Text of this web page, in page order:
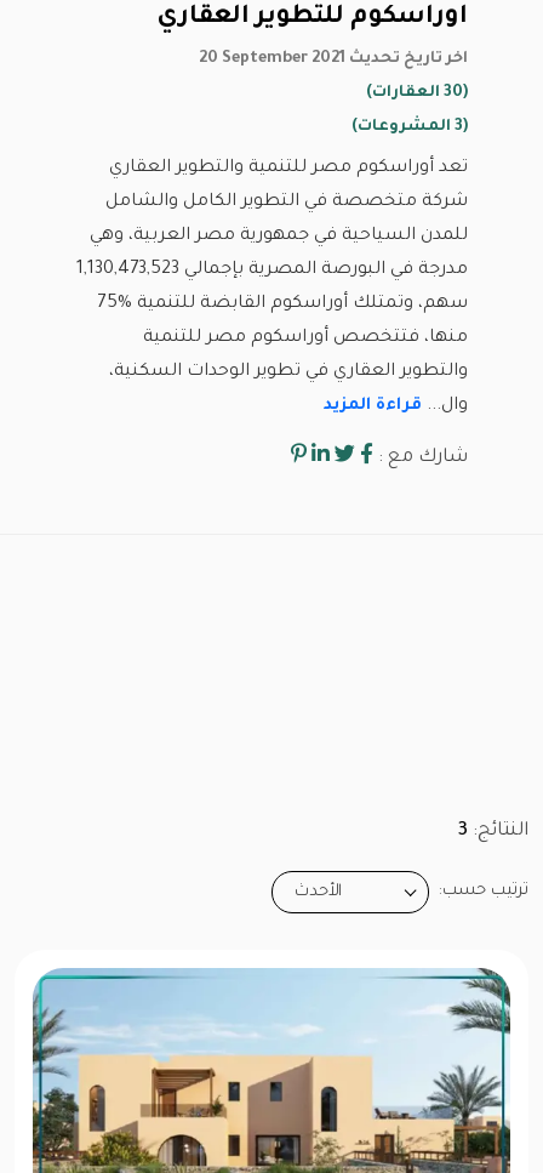
اوراسكوم للتطوير العقاري
20 September 2021 اخر تاريخ تحديث
(30 العقارات)
(3 المشروعات)
تعد أوراسكوم مصر للتنمية والتطوير العقاري
شركة متخصصة في التطوير الكامل والشامل
للمدن السياحية في جمهورية مصر العربية، وهي
مدرجة في البورصة المصرية بإجمالي 1,130,473,523
سهم، وتمتلك أوراسكوم القابضة للتنمية %75
منها، فتتخصص أوراسكوم مصر للتنمية
والتطوير العقاري في تطوير الوحدات السكنية،
وال... قراءة المزيد
شارك مع :
النتائج: 3
ترتيب حسب: الأحدث